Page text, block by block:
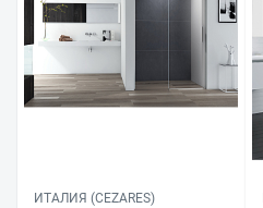
ИТАЛИЯ (CEZARES)